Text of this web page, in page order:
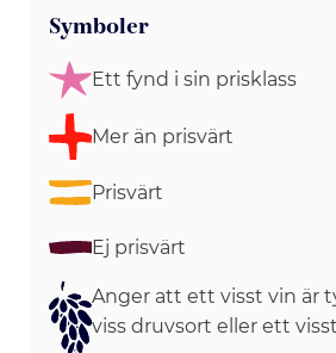
Symboler
Ett fynd i sin prisklass
Mer än prisvärt
Prisvärt
Ej prisvärt
Anger att ett visst vin är
viss druvsort eller ett